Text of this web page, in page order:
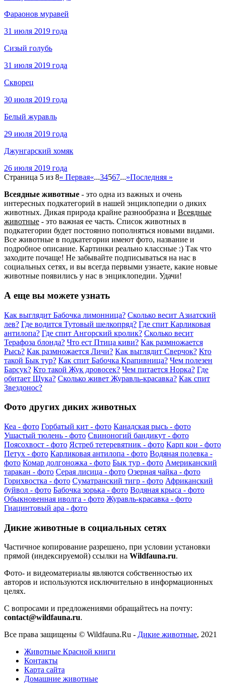
Фараонов муравей
31 июля 2019 года
Сизый голубь
31 июля 2019 года
Скворец
30 июля 2019 года
Белый журавль
29 июля 2019 года
Джунгарский хомяк
26 июля 2019 года
Страница 5 из 8« Первая«...34567...»Последняя »
Всеядные животные - это одна из важных и очень
интересных подкатегорий в нашей энциклопедии о диких
животных. Дикая природа крайне разнообразна и Всеядные
животные - это важная ее часть. Список животных в
подкатегории будет постоянно пополняться новыми видами.
Все животные в подкатегории имеют фото, название и
подробное описание. Картинки реально классные :) Так что
заходите почаще! Не забывайте подписываться на нас в
социальных сетях, и вы всегда первыми узнаете, какие новые
животные появились у нас в энциклопедии. Удачи!
А еще вы можете узнать
Как выглядит Бабочка лимонница? Сколько весит Азиатский
лев? Где водится Тутовый шелкопряд? Где спит Карликовая
антилопа? Где спит Ангорский кролик? Сколько весит
Терафоза блонда? Что ест Птица киви? Как размножается
Рысь? Как размножается Личи? Как выглядит Сверчок? Кто
такой Бык тур? Как спит Бабочка Крапивница? Чем полезен
Барсук? Кто такой Жук дровосек? Чем питается Норка? Где
обитает Щука? Сколько живет Журавль-красавка? Как спит
Звездонос?
Фото других диких животных
Кеа - фото Горбатый кит - фото Канадская рысь - фото
Ушастый тюлень - фото Свиноногий бандикут - фото
Поясохвост - фото Ястреб тетеревятник - фото Карп кои - фото
Петух - фото Карликовая антилопа - фото Водяная полевка -
фото Комар долгоножка - фото Бык тур - фото Американский
таракан - фото Серая лисица - фото Озерная чайка - фото
Горихвостка - фото Суматранский тигр - фото Африканский
буйвол - фото Бабочка зорька - фото Водяная крыса - фото
Обыкновенная иволга - фото Журавль-красавка - фото
Гиацинтовый ара - фото
Дикие животные в социальных сетях
Частичное копирование разрешено, при условии установки
прямой (индексируемой) ссылки на Wildfauna.ru.
Фото- и видеоматериалы являются собственностью их
авторов и используются исключительно в информационных
целях.
С вопросами и предложениями обращайтесь на почту:
contact@wildfauna.ru.
Все права защищены © Wildfauna.Ru - Дикие животные, 2021
Животные Красной книги
Контакты
Карта сайта
Домашние животные